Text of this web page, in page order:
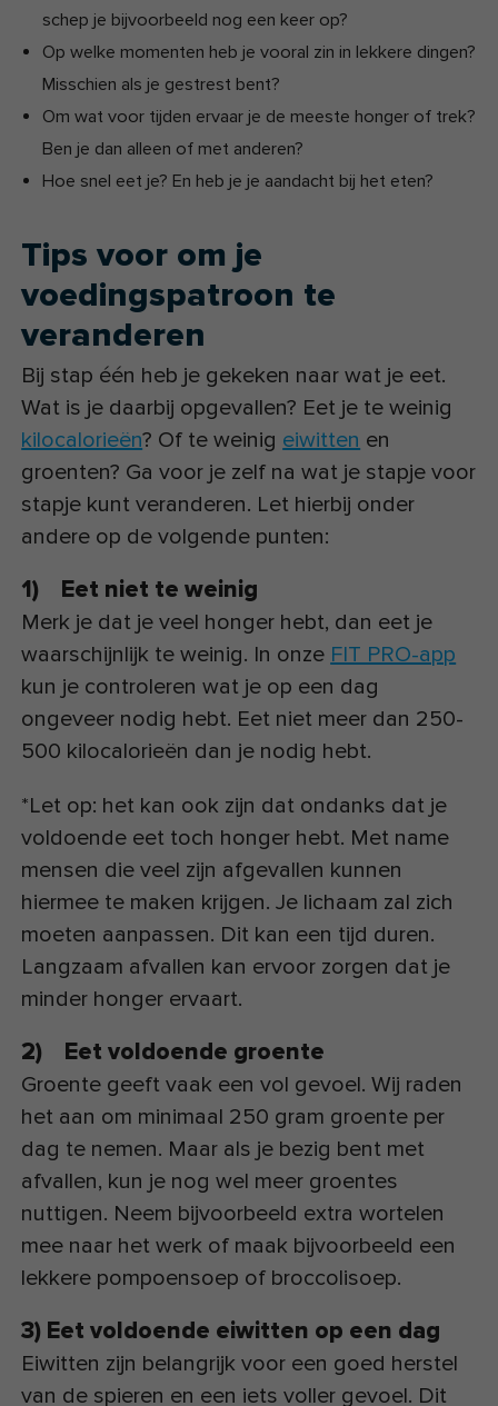
schep je bijvoorbeeld nog een keer op?
Op welke momenten heb je vooral zin in lekkere dingen?
Misschien als je gestrest bent?
Om wat voor tijden ervaar je de meeste honger of trek?
Ben je dan alleen of met anderen?
Hoe snel eet je? En heb je je aandacht bij het eten?
Tips voor om je
voedingspatroon te
veranderen
Bij stap één heb je gekeken naar wat je eet.
Wat is je daarbij opgevallen? Eet je te weinig
kilocalorieën? Of te weinig eiwitten en
groenten? Ga voor je zelf na wat je stapje voor
stapje kunt veranderen. Let hierbij onder
andere op de volgende punten:
1) Eet niet te weinig
Merk je dat je veel honger hebt, dan eet je
waarschijnlijk te weinig. In onze FIT PRO-app
kun je controleren wat je op een dag
ongeveer nodig hebt. Eet niet meer dan 250-
500 kilocalorieën dan je nodig hebt.
*Let op: het kan ook zijn dat ondanks dat je
voldoende eet toch honger hebt. Met name
mensen die veel zijn afgevallen kunnen
hiermee te maken krijgen. Je lichaam zal zich
moeten aanpassen. Dit kan een tijd duren.
Langzaam afvallen kan ervoor zorgen dat je
minder honger ervaart.
2) Eet voldoende groente
Groente geeft vaak een vol gevoel. Wij raden
het aan om minimaal 250 gram groente per
dag te nemen. Maar als je bezig bent met
afvallen, kun je nog wel meer groentes
nuttigen. Neem bijvoorbeeld extra wortelen
mee naar het werk of maak bijvoorbeeld een
lekkere pompoensoep of broccolisoep.
3) Eet voldoende eiwitten op een dag
Eiwitten zijn belangrijk voor een goed herstel
van de spieren en een iets voller gevoel. Dit